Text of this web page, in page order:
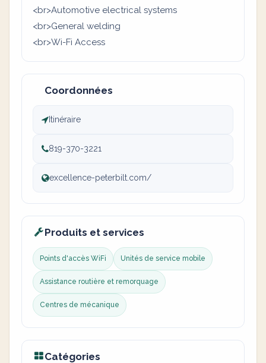
<br>Automotive electrical systems
<br>General welding
<br>Wi-Fi Access
Coordonnées
Itinéraire
819-370-3221
excellence-peterbilt.com/
Produits et services
Points d'accès WiFi Unités de service mobile
Assistance routière et remorquage
Centres de mécanique
Catégories